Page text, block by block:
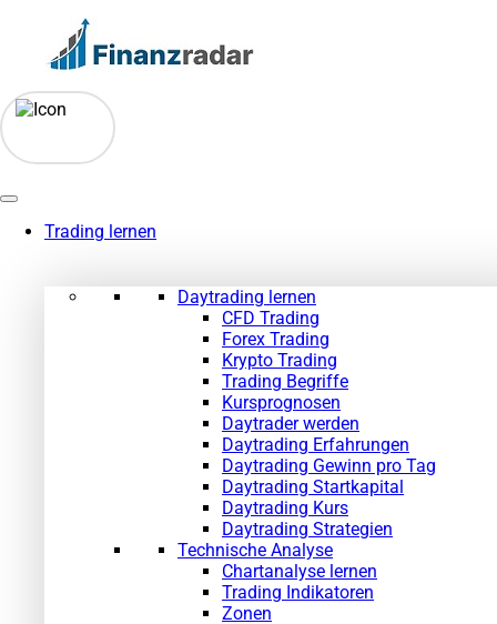
springen
Trading lernen
Daytrading lernen
CFD Trading
Forex Trading
Krypto Trading
Trading Begriffe
Kursprognosen
Daytrader werden
Daytrading Erfahrungen
Daytrading Gewinn pro Tag
Daytrading Startkapital
Daytrading Kurs
Daytrading Strategien
Technische Analyse
Chartanalyse lernen
Trading Indikatoren
Zonen